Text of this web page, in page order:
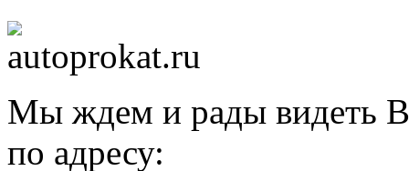
Мы ждем и рады видеть
по адресу: